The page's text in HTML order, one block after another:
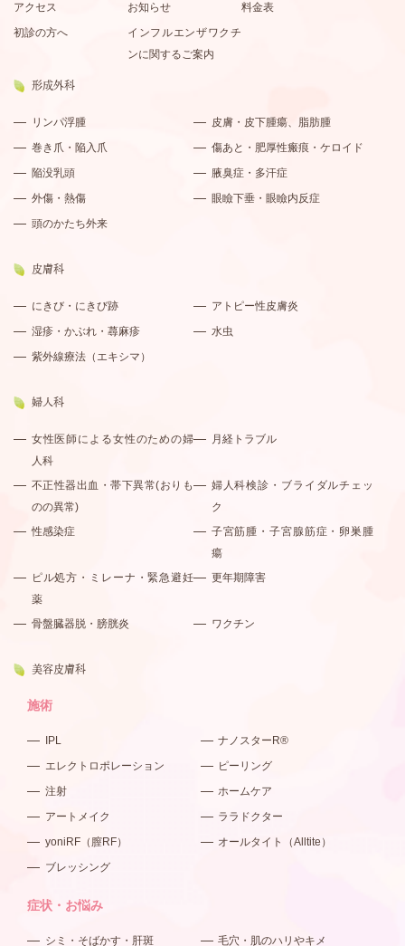
アクセス
お知らせ
料金表
初診の方へ
インフルエンザワクチ
ンに関するご案内
形成外科
リンパ浮腫
皮膚・皮下腫瘍、脂肪腫
巻き爪・陥入爪
傷あと・肥厚性瘢痕・ケロイド
陥没乳頭
腋臭症・多汗症
外傷・熱傷
眼瞼下垂・眼瞼内反症
頭のかたち外来
皮膚科
にきび・にきび跡
アトピー性皮膚炎
湿疹・かぶれ・蕁麻疹
水虫
紫外線療法（エキシマ）
婦人科
女性医師による女性のための婦
人科
月経トラブル
不正性器出血・帯下異常(おりも
のの異常)
婦人科検診・ブライダルチェッ
ク
性感染症
子宮筋腫・子宮腺筋症・卵巣腫
瘍
ピル処方・ミレーナ・緊急避妊
薬
更年期障害
骨盤臓器脱・膀胱炎 ワクチン
美容皮膚科
施術
IPL
ナノスターR®
エレクトロポレーション
ピーリング
注射
ホームケア
アートメイク
ララドクター
yoniRF（膣RF）
オールタイト（Alltite）
ブレッシング
症状・お悩み
シミ・そばかす・肝斑 毛穴・肌のハリやキメ